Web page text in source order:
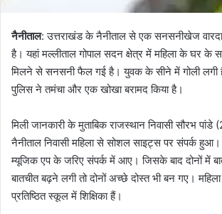
नैनीताल: उत्तराखंड के नैनीताल से एक सनसनीखेज
है। यहां मल्लीताल गोपाल सदन क्षेत्र में महिला के घर
मिलने से सनसनी फैल गई है। युवक के सीने में गोली
पुलिस ने तमंचा और एक खोखा बरामद किया है।
मिली जानकारी के मुताबिक राजस्थान निवासी सौरभ पांडे
नैनीताल निवासी महिला से सोशल साइट्स पर संपर्क
म्यूजिक एप के जरिए संपर्क में आए। जिसके बाद दोनों में
बातचीत बढ़ने लगी तो दोनों अच्छे दोस्त भी बन गए।
प्रतिष्ठित स्कूल में शिक्षिका हैं।